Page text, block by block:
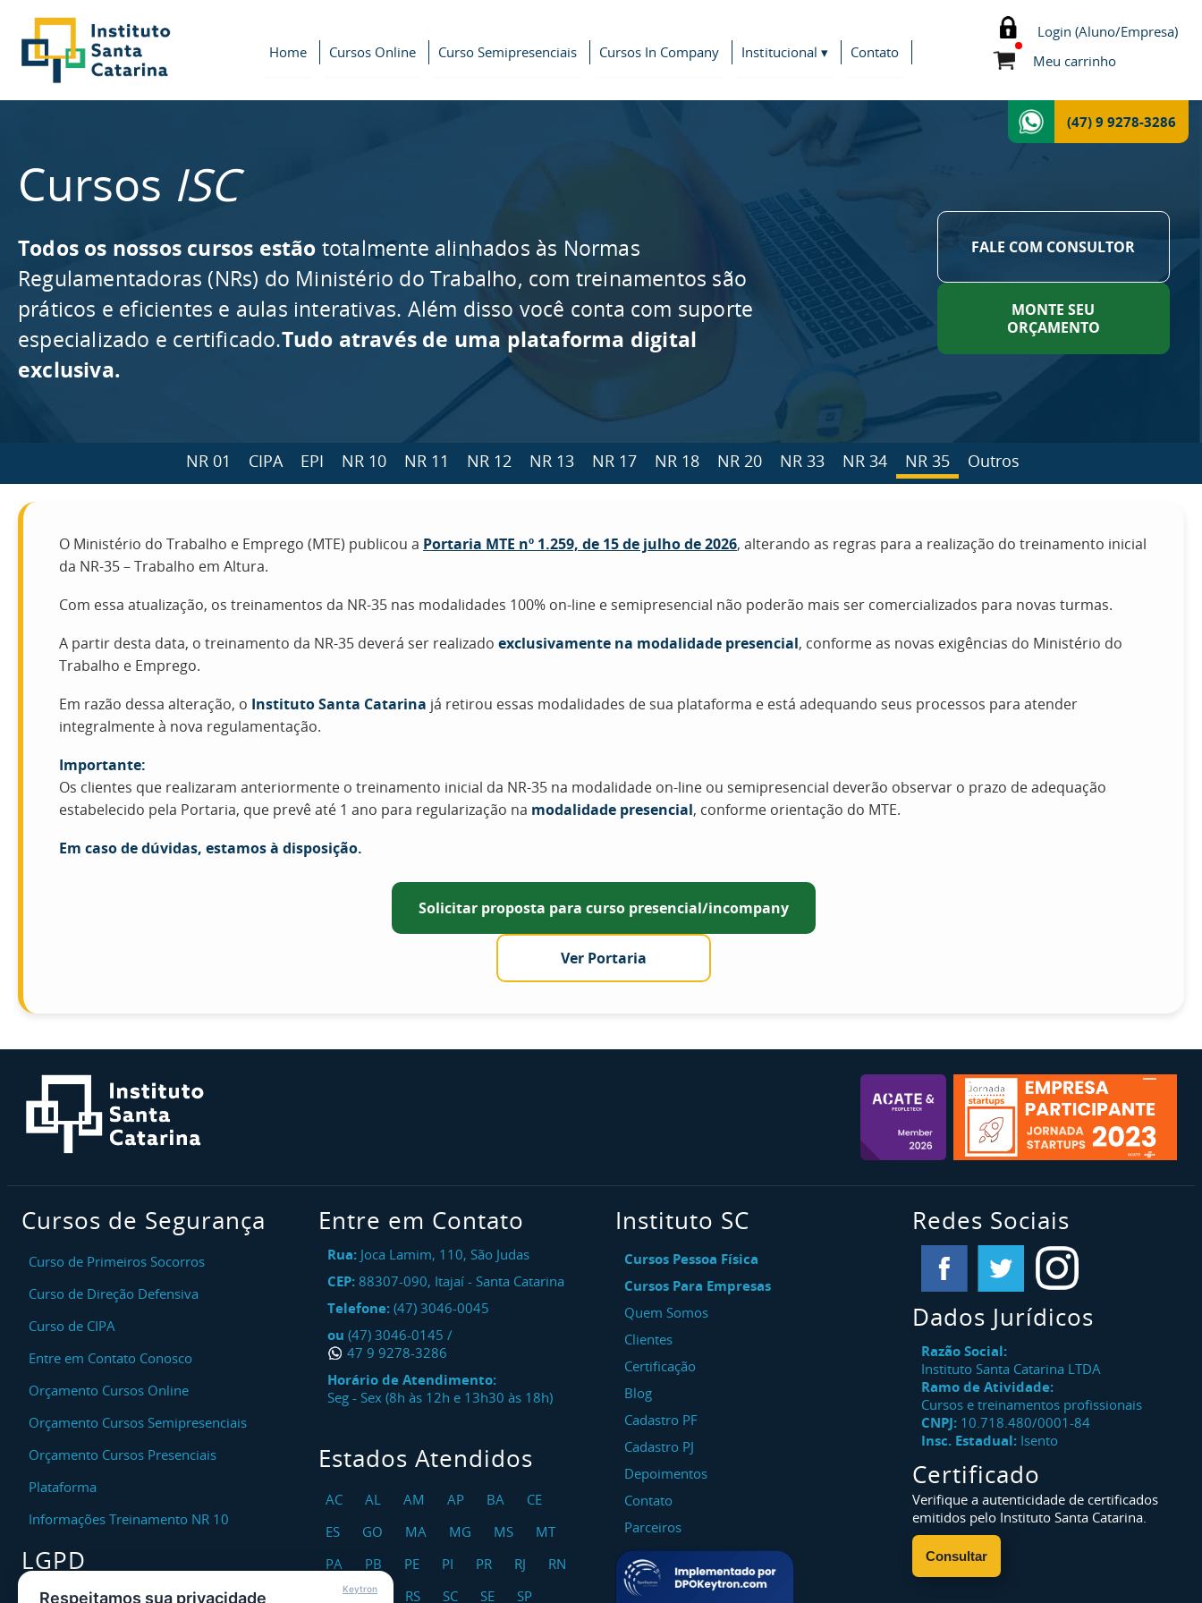
Home Cursos Online Curso Semipresenciais Cursos In Company Institucional ▾ Contato
Login (Aluno/Empresa)
Meu carrinho
(47) 9 9278-3286
Cursos ISC
Todos os nossos cursos estão totalmente alinhados às Normas
Regulamentadoras (NRs) do Ministério do Trabalho, com treinamentos são
práticos e eficientes e aulas interativas. Além disso você conta com suporte
especializado e certificado.Tudo através de uma plataforma digital
exclusiva.
FALE COM CONSULTOR
MONTE SEU
ORÇAMENTO
NR 01 CIPA EPI NR 10 NR 11 NR 12 NR 13 NR 17 NR 18 NR 20 NR 33 NR 34 NR 35 Outros
O Ministério do Trabalho e Emprego (MTE) publicou a Portaria MTE nº 1.259, de 15 de julho de 2026, alterando as regras para a realização do treinamento inicial
da NR-35 – Trabalho em Altura.
Com essa atualização, os treinamentos da NR-35 nas modalidades 100% on-line e semipresencial não poderão mais ser comercializados para novas turmas.
A partir desta data, o treinamento da NR-35 deverá ser realizado exclusivamente na modalidade presencial, conforme as novas exigências do Ministério do
Trabalho e Emprego.
Em razão dessa alteração, o Instituto Santa Catarina já retirou essas modalidades de sua plataforma e está adequando seus processos para atender
integralmente à nova regulamentação.
Importante:
Os clientes que realizaram anteriormente o treinamento inicial da NR-35 na modalidade on-line ou semipresencial deverão observar o prazo de adequação
estabelecido pela Portaria, que prevê até 1 ano para regularização na modalidade presencial, conforme orientação do MTE.
Em caso de dúvidas, estamos à disposição.
Solicitar proposta para curso presencial/incompany
Ver Portaria
Cursos de Segurança
Curso de Primeiros Socorros
Curso de Direção Defensiva
Curso de CIPA
Entre em Contato Conosco
Orçamento Cursos Online
Orçamento Cursos Semipresenciais
Orçamento Cursos Presenciais
Plataforma
Informações Treinamento NR 10
LGPD
Entre em Contato
Rua: Joca Lamim, 110, São Judas
CEP: 88307-090, Itajaí - Santa Catarina
Telefone: (47) 3046-0045
ou (47) 3046-0145 /
47 9 9278-3286
Horário de Atendimento:
Seg - Sex (8h às 12h e 13h30 às 18h)
Estados Atendidos
AC AL AM AP BA
CE
ES
GO MA MG MS
MT
PA
PB PE PI PR RJ
RN
RO
RR RS SC SE SP
Instituto SC
Cursos Pessoa Física
Cursos Para Empresas
Quem Somos
Clientes
Certificação
Blog
Cadastro PF
Cadastro PJ
Depoimentos
Contato
Parceiros
Redes Sociais
Dados Jurídicos
Razão Social:
Instituto Santa Catarina LTDA
Ramo de Atividade:
Cursos e treinamentos profissionais
CNPJ: 10.718.480/0001-84
Insc. Estadual: Isento
Certificado
Verifique a autenticidade de certificados
emitidos pelo Instituto Santa Catarina.
Consultar
Keytron
Respeitamos sua privacidade